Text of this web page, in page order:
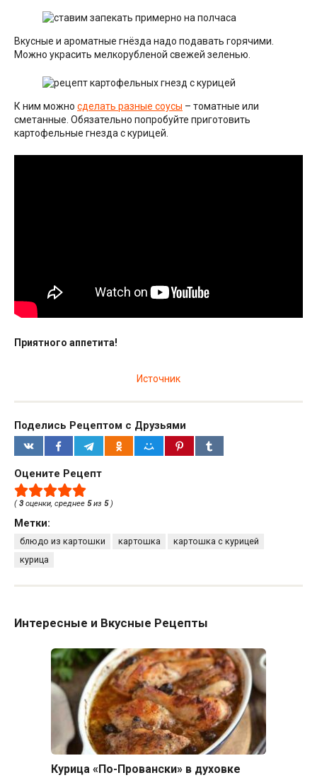
Вкусные и ароматные гнёзда надо подавать горячими.
Можно украсить мелкорубленой свежей зеленью.
К ним можно сделать разные соусы – томатные или
сметанные. Обязательно попробуйте приготовить
картофельные гнезда с курицей.
Приятного аппетита!
Источник
Поделись Рецептом с Друзьями
Оцените Рецепт
( 3 оценки, среднее 5из 5)
Метки:
блюдо из картошки картошка
картошка с курицей
курица
Интересные и Вкусные Рецепты
Курица «По-Провански» в духовке